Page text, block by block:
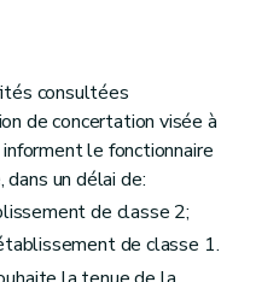
consultées
de concertation visée à
le fonctionnaire
dans un délai de:
de classe 2;
de classe 1.